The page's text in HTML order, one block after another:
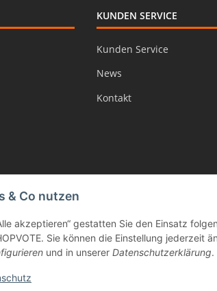
KUNDEN SERVICE
Kunden Service
News
Kontakt
& Co nutzen
akzeptieren“ gestatten Sie den Einsatz
Sie können die Einstellung jederzeit
und in unserer Datenschutzerklärung.